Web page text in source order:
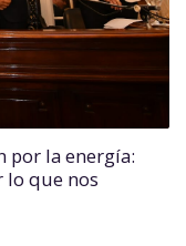
por la energía:
lo que nos